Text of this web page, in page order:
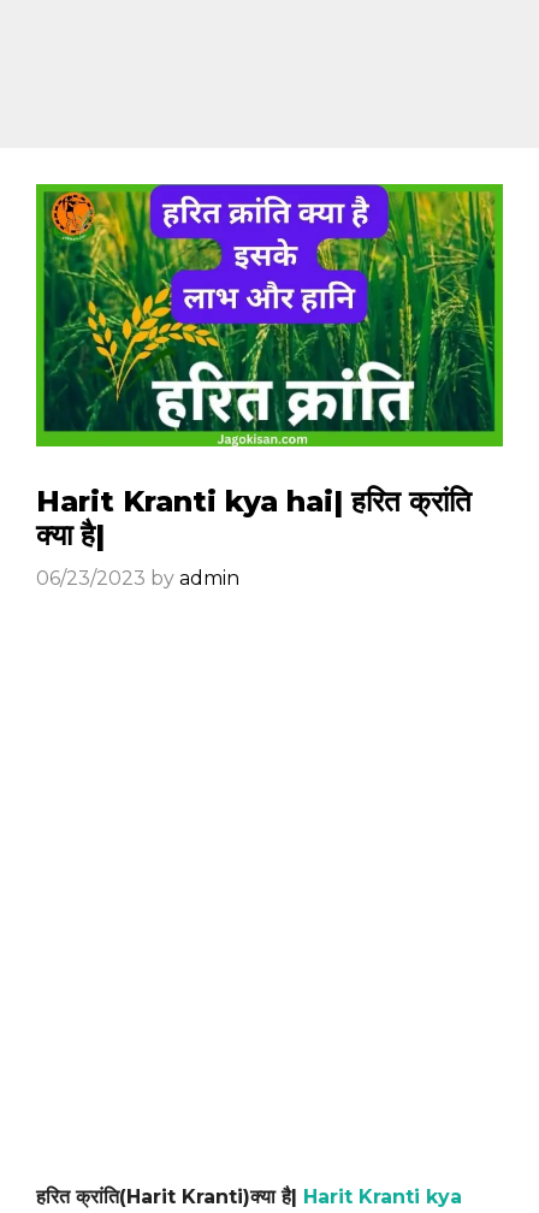
Harit Kranti kya hai| हरित क्रांति
क्या है|
06/23/2023 by admin
हरित क्रांति(Harit Kranti)क्या है|
Harit Kranti kya